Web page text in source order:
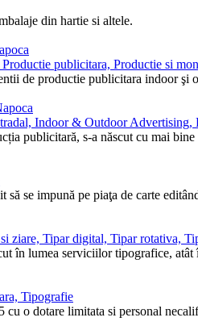
din hartie si altele.
publicitara, Productie si
de productie publicitara indoor
Indoor & Outdoor Advertising,
publicitară, s-a născut cu mai
se impună pe piaţa de carte
ziare, Tipar digital, Tipar rotativa,
în lumea serviciilor tipografice,
Tipografie
o dotare limitata si personal